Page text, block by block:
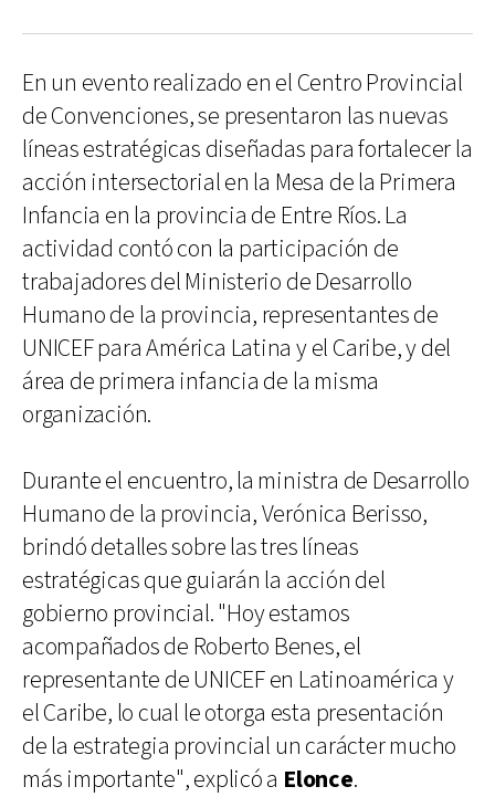
En un evento realizado en el Centro Provincial
de Convenciones, se presentaron las nuevas
líneas estratégicas diseñadas para fortalecer la
acción intersectorial en la Mesa de la Primera
Infancia en la provincia de Entre Ríos. La
actividad contó con la participación de
trabajadores del Ministerio de Desarrollo
Humano de la provincia, representantes de
UNICEF para América Latina y el Caribe, y del
área de primera infancia de la misma
organización.
Durante el encuentro, la ministra de Desarrollo
Humano de la provincia, Verónica Berisso,
brindó detalles sobre las tres líneas
estratégicas que guiarán la acción del
gobierno provincial. "Hoy estamos
acompañados de Roberto Benes, el
representante de UNICEF en Latinoamérica y
el Caribe, lo cual le otorga esta presentación
de la estrategia provincial un carácter mucho
más importante", explicó a Elonce.